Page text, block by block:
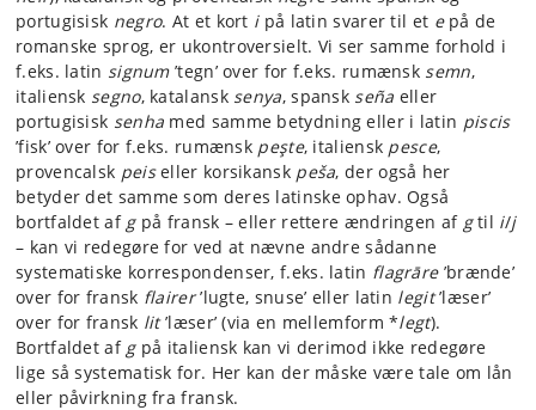
portugisisk negro. At et kort ipå latin svarer til et epå de
romanske sprog, er ukontroversielt. Vi ser samme forhold i
f.eks. latin signum’tegn’ over for f.eks. rumænsk semn,
italiensk segno, katalansk senya, spansk seña eller
portugisisk senha med samme betydning eller i latin piscis
’fisk’ over for f.eks. rumænsk peşte, italiensk pesce,
provencalsk peiseller korsikansk peša, der også her
betyder det samme som deres latinske ophav. Også
bortfaldet af gpå fransk – eller rettere ændringen af gtil i/j
– kan vi redegøre for ved at nævne andre sådanne
systematiske korrespondenser, f.eks. latin flagrāre’brænde’
over for fransk flairer’lugte, snuse’ eller latin legit’læser’
over for fransk lit’læser’ (via en mellemform *legt).
Bortfaldet af gpå italiensk kan vi derimod ikke redegøre
lige så systematisk for. Her kan der måske være tale om lån
eller påvirkning fra fransk.